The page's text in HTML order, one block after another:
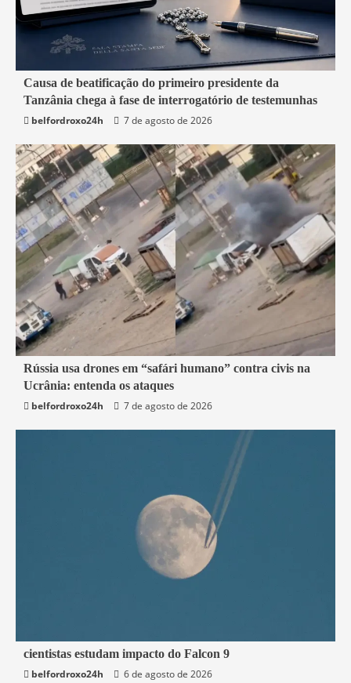
4 min read
Mundo
Causa de beatificação do primeiro presidente da
Tanzânia chega à fase de interrogatório de testemunhas
belfordroxo24h
7 de agosto de 2026
2 min read
Mundo
Rússia usa drones em “safári humano” contra civis na
Ucrânia: entenda os ataques
belfordroxo24h
7 de agosto de 2026
2 min read
Mundo
cientistas estudam impacto do Falcon 9
belfordroxo24h
6 de agosto de 2026